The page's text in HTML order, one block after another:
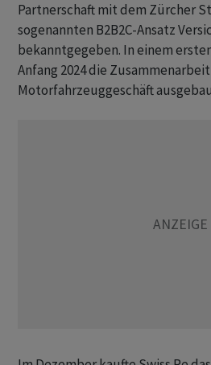
Partnerschaft mit dem Zürcher
sogenannten B2B2C-Ansatz
bekanntgegeben. In einem
Anfang 2024 die
Motorfahrzeuggeschäft